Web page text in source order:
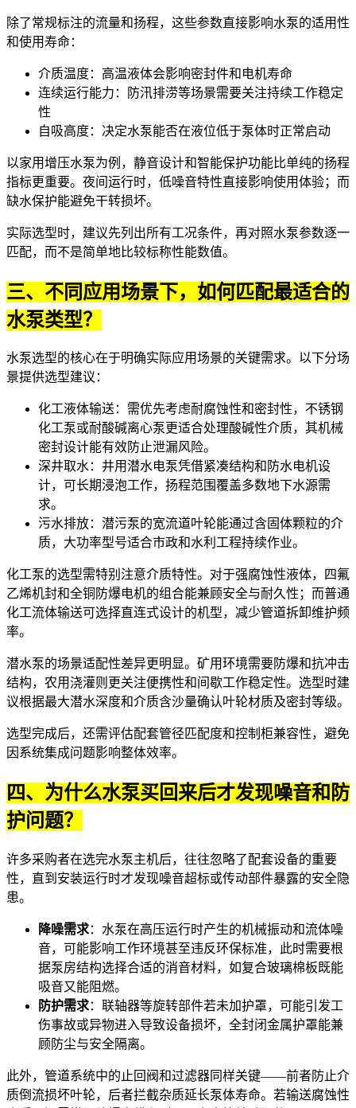
除了常规标注的流量和扬程，这些参数直接影响水泵的适用性
和使用寿命：
介质温度：高温液体会影响密封件和 电机寿命
连续运行能力：防汛排涝等场景需要关注持续工作稳定
性
自吸高度：决定水泵能否在液位低于泵体时正常启动
以家用增压水泵为例，静音设计和智能保护功能比单纯的扬程
指标更重要。夜间运行时，低噪音特性直接影响使用体验；而
缺水保护能避免干转损坏。
实际选型时，建议先列出所有工况条件，再对照水泵参数逐一
匹配，而不是简单地比较标称性能数值。
三、不同应用场景下，如何匹配最适合的
水泵类型？
水泵选型的核心在于明确实际应用场景的关键需求。以下分场
景提供选型建议：
化工液体输送：需优先考虑耐腐蚀性和密封性， 不锈钢
化工泵或耐酸碱离心泵更适合处理酸碱性介质，其机械
密封设计能有效防止泄漏风险。
深井取水： 井用潜水电泵凭借紧凑结构和防水电机设
计，可长期浸泡工作，扬程范围覆盖多数地下水源需
求。
污水排放：潜污泵的宽流道叶轮能通过含固体颗粒的介
质，大功率型号适合市政和水利工程持续作业。
化工泵的选型需特别注意介质特性。对于强腐蚀性液体，四氟
乙烯机封和全铜防爆电机的组合能兼顾安全与耐久性；而普通
化工流体输送可选择直连式设计的机型，减少管道拆卸维护频
率。
潜水泵的场景适配性差异更明显。矿用环境需要防爆和抗冲击
结构，农用浇灌则更关注便携性和间歇工作稳定性。选型时建
议根据最大潜水深度和介质含沙量确认叶轮材质及密封等级。
选型完成后，还需评估配套管径匹配度和控制柜兼容性，避免
因系统集成问题影响整体效率。
四、为什么水泵买回来后才发现噪音和防
护问题？
许多采购者在选完水泵主机后，往往忽略了配套设备的重要
性，直到安装运行时才发现噪音超标或传动部件暴露的安全隐
患。
降噪需求：水泵在高压运行时产生的机械振动和流体噪
音，可能影响工作环境甚至违反环保标准，此时需要根
据泵房结构选择合适的消音材料，如复合玻璃棉板既能
吸音又能阻燃。
防护需求：联轴器等旋转部件若未加护罩，可能引发工
伤事故或异物进入导致设备损坏，全封闭金属护罩能兼
顾防尘与安全隔离。
此外，管道系统中的 止回阀和过滤器同样关键——前者防止介
质倒流损坏叶轮，后者拦截杂质延长泵体寿命。若输送腐蚀性